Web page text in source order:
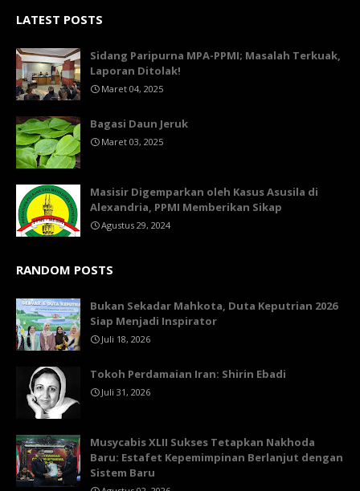
LATEST POSTS
Sidang Paripurna MPA-PPMI; Masalah Terkuak,
Laporan Ditolak!
Maret 04, 2025
Bagasi Daun Jeruk
Maret 03, 2025
Masisir Digemparkan oleh Kasus Asusila di
Alexandria, PPMI Memberikan Sikap
Agustus 29, 2024
RANDOM POSTS
Bukan Sekadar Mahkota, Duta Keputrian 2026
Siap Menjadi Inspirator
Juli 18, 2026
Tokoh Perdamaian Iran: Shirin Ebadi
Juli 31, 2026
Musycabis XLII Sukses Tetapkan Nakhoda
Baru: Estafet Kepemimpinan Berlanjut dengan
Sistem Baru